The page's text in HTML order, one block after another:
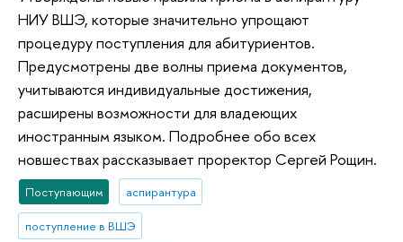
НИУ ВШЭ, которые значительно упрощают
процедуру поступления для абитуриентов.
Предусмотрены две волны приема документов,
учитываются индивидуальные достижения,
расширены возможности для владеющих
иностранным языком. Подробнее обо всех
новшествах рассказывает проректор Сергей Рощин.
Поступающим аспирантура
поступление в ВШЭ